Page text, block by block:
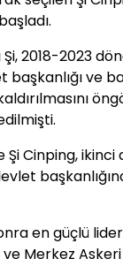
2018-2023
ve
Cinping,
en güçlü
Merkez